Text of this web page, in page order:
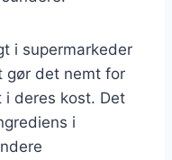
i supermarkeder
gør det nemt for
deres kost. Det
i